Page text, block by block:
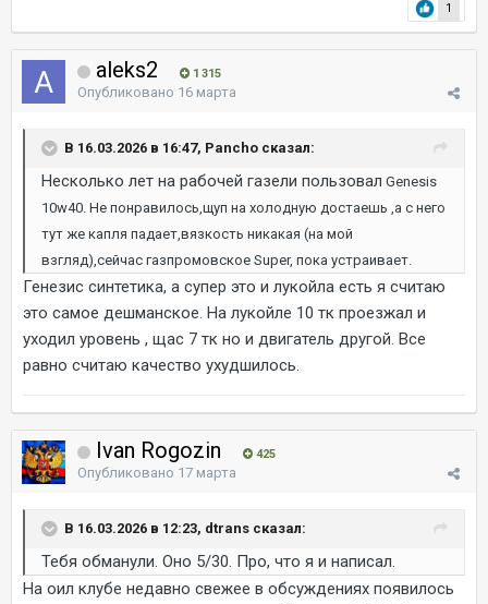
1
aleks2 1 315
Опубликовано 16 марта
В 16.03.2026 в 16:47, Pancho сказал:
Несколько лет на рабочей газели пользовал Genesis
10w40. Не понравилось,щуп на холодную достаешь ,а с него
тут же капля падает,вязкость никакая (на мой
взгляд),сейчас газпромовское Super, пока устраивает.
Генезис синтетика, а супер это и лукойла есть я считаю
это самое дешманское. На лукойле 10 тк проезжал и
уходил уровень , щас 7 тк но и двигатель другой. Все
равно считаю качество ухудшилось.
Ivan Rogozin 425
Опубликовано 17 марта
В 16.03.2026 в 12:23, dtrans сказал:
Тебя обманули. Оно 5/30. Про, что я и написал.
На оил клубе недавно свежее в обсуждениях появилось